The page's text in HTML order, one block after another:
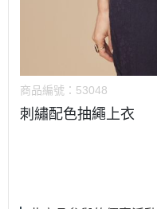
商品編號： 53048
刺繡配色抽繩上衣